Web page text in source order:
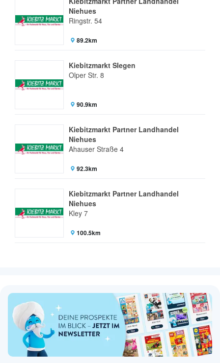
Niehues
Ringstr. 54
89.2km
Kiebitzmarkt SIegen
Olper Str. 8
90.9km
Kiebitzmarkt Partner Landhandel
Niehues
Ahauser Straße 4
92.3km
Kiebitzmarkt Partner Landhandel
Niehues
Kley 7
100.5km